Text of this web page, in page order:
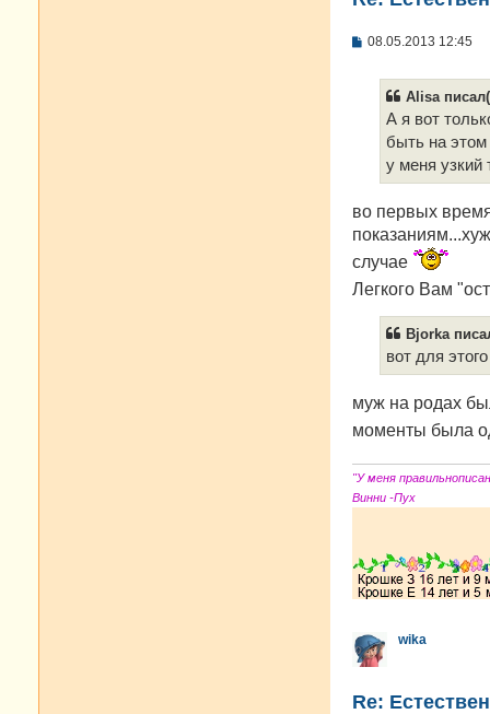
С
08.05.2013 12:45
Alisa
А я вот
быть на
у меня узкий
во первых
случае
Легкого Вам
Bjorka
вот для
муж на родах
моменты была
"У меня
Винни -Пух
wika
Re: